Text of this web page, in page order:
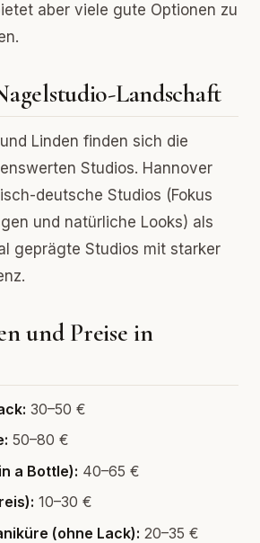
aber viele gute Optionen zu
Landschaft
Linden finden sich die
Studios. Hannover
deutsche Studios (Fokus
und natürliche Looks) als
geprägte Studios mit starker
und Preise in
30–50 €
50–80 €
a Bottle): 40–65 €
10–30 €
(ohne Lack): 20–35 €